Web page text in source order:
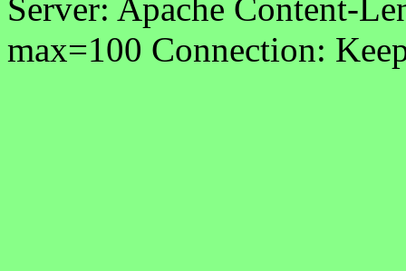
Server: Apache Content-
max=100 Connection: